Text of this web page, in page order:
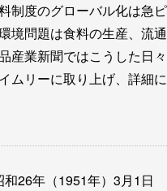
制度のグローバル化は急
境問題は食料の生産、流
産業新聞ではこうした日
ムリーに取り上げ、詳細
和26年（1951年）3月1日